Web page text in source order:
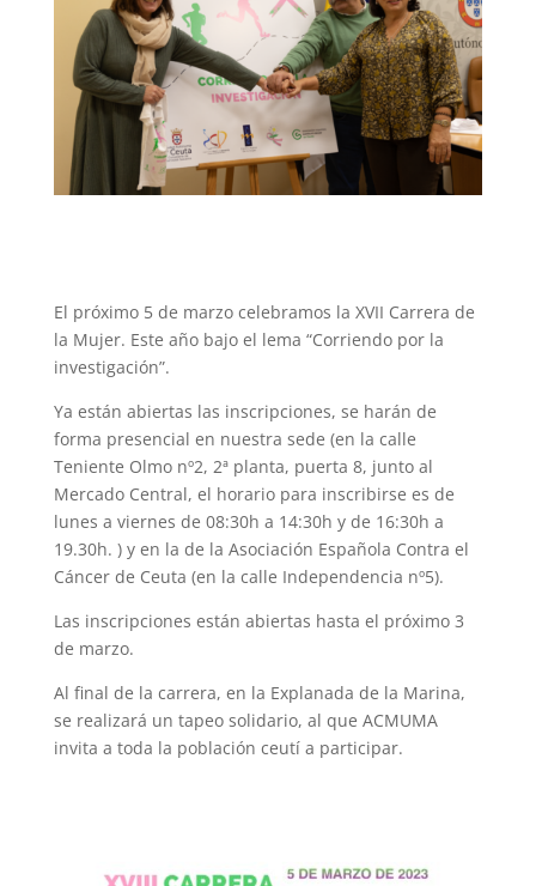
El próximo 5 de marzo celebramos la XVII Carrera de
la Mujer. Este año bajo el lema “Corriendo por la
investigación”.
Ya están abiertas las inscripciones, se harán de
forma presencial en nuestra sede (en la calle
Teniente Olmo nº2, 2ª planta, puerta 8, junto al
Mercado Central, el horario para inscribirse es de
lunes a viernes de 08:30h a 14:30h y de 16:30h a
19.30h. ) y en la de la Asociación Española Contra el
Cáncer de Ceuta (en la calle Independencia nº5).
Las inscripciones están abiertas hasta el próximo 3
de marzo.
Al final de la carrera, en la Explanada de la Marina,
se realizará un tapeo solidario, al que ACMUMA
invita a toda la población ceutí a participar.